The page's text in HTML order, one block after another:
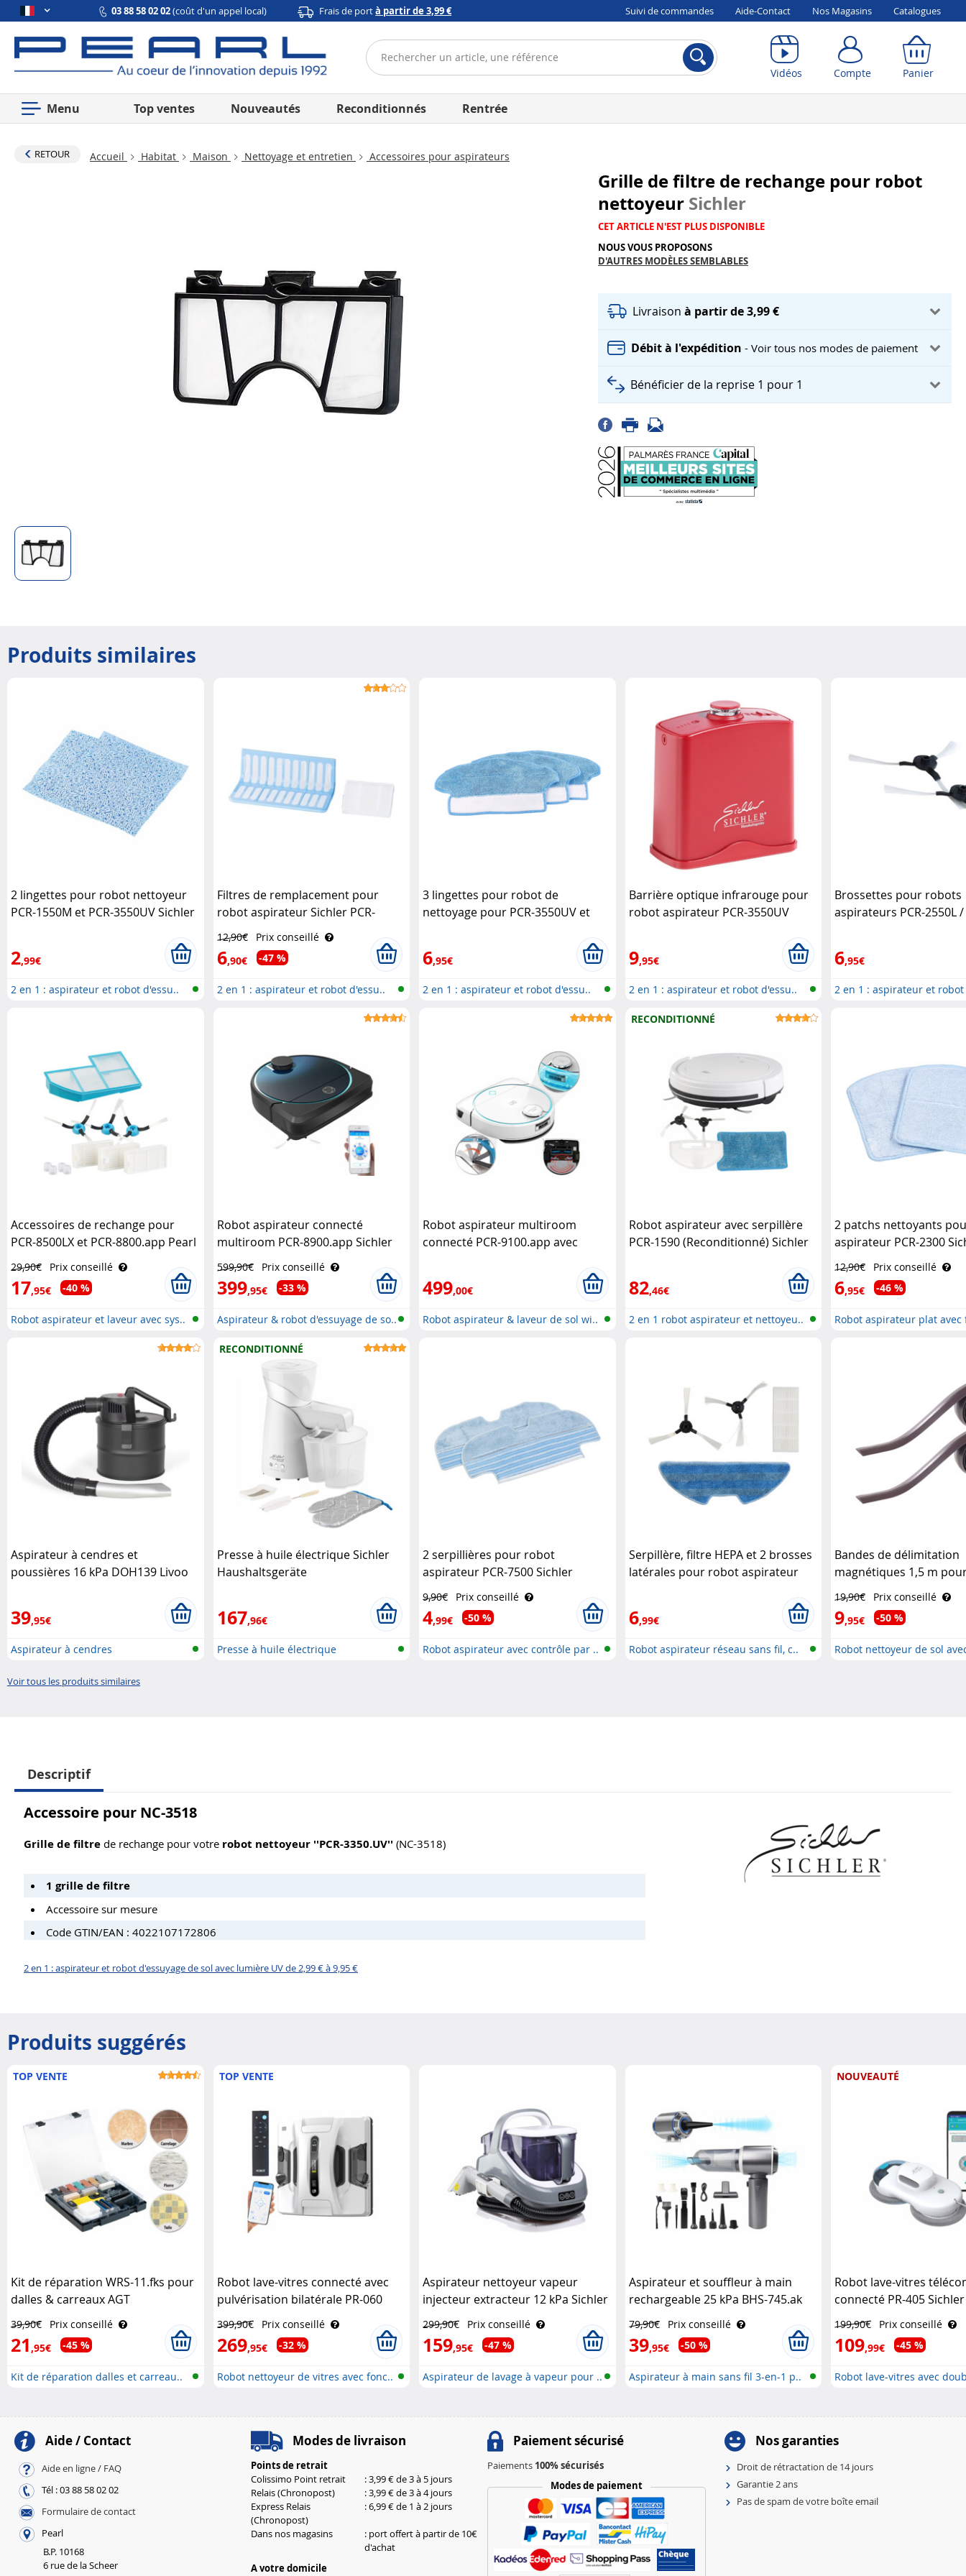
03 88 58 02 02(coût d'un appel local) Frais de portà partir de 3,99 € Suivi de commandes Aide-Contact Nos Magasins Catalogues
Vidéos Compte Panier
Menu Top ventes Nouveautés Reconditionnés Rentrée
RETOUR Accueil Habitat Maison Nettoyage et entretien Accessoires pour aspirateurs
Grille de filtre de rechange pour robot
nettoyeur Sichler
CET ARTICLE N'EST PLUS DISPONIBLE
NOUS VOUS PROPOSONS
D'AUTRES MODÈLES SEMBLABLES
Livraisonà partir de 3,99 €
Débit à l'expédition- Voir tous nos modes de paiement
Bénéficier de la reprise 1 pour 1
Produits similaires
2 lingettes pour robot nettoyeur
PCR-1550M et PCR-3550UV Sichler
2,99€
2 en 1 : aspirateur et robot d'essu..
Filtres de remplacement pour
robot aspirateur Sichler PCR-
12,90€ Prix conseillé
6,90€ -47 %
2 en 1 : aspirateur et robot d'essu..
3 lingettes pour robot de
nettoyage pour PCR-3550UV et
6,95€
2 en 1 : aspirateur et robot d'essu..
Barrière optique infrarouge pour
robot aspirateur PCR-3550UV
9,95€
2 en 1 : aspirateur et robot d'essu..
Brossettes pour robots
aspirateurs PCR-2550L /
6,95€
2 en 1 : aspirateur et robot
Accessoires de rechange pour
PCR-8500LX et PCR-8800.app Pearl
29,90€ Prix conseillé
17,95€ -40 %
Robot aspirateur et laveur avec sys..
Robot aspirateur connecté
multiroom PCR-8900.app Sichler
599,90€ Prix conseillé
399,95€ -33 %
Aspirateur & robot d'essuyage de so..
Robot aspirateur multiroom
connecté PCR-9100.app avec
499,00€
Robot aspirateur & laveur de sol wi..
RECONDITIONNÉ
Robot aspirateur avec serpillère
PCR-1590 (Reconditionné) Sichler
82,46€
2 en 1 robot aspirateur et nettoyeu..
2 patchs nettoyants
aspirateur PCR-2300
12,90€ Prix conseillé
6,95€ -46 %
Robot aspirateur plat avec
Aspirateur à cendres et
poussières 16 kPa DOH139 Livoo
39,95€
Aspirateur à cendres
RECONDITIONNÉ
Presse à huile électrique Sichler
Haushaltsgeräte
167,96€
Presse à huile électrique
2 serpillières pour robot
aspirateur PCR-7500 Sichler
Haushaltsgeräte
9,90€ Prix conseillé
4,99€ -50 %
Robot aspirateur avec contrôle par ..
Serpillère, filtre HEPA et 2 brosses
latérales pour robot aspirateur
6,99€
Robot aspirateur réseau sans fil, c..
Bandes de délimitation
magnétiques 1,5 m
nettoyeur PCR-2000
Haushaltsgeräte
19,90€ Prix conseillé
9,95€ -50 %
Robot nettoyeur de sol
Voir tous les produits similaires
Descriptif
Accessoire pour NC-3518
Grille de filtre de rechange pour votre robot nettoyeur ''PCR-3350.UV'' (NC-3518)
1 grille de filtre
Accessoire sur mesure
Code GTIN/EAN : 4022107172806
2 en 1 : aspirateur et robot d'essuyage de sol avec lumière UV de 2,99 € à 9,95 €
Produits suggérés
TOP VENTE
Kit de réparation WRS-11.fks pour
dalles & carreaux AGT
39,90€ Prix conseillé
21,95€ -45 %
Kit de réparation dalles et carreau..
TOP VENTE
Robot lave-vitres connecté avec
pulvérisation bilatérale PR-060
Sichler Exclusive
399,90€ Prix conseillé
269,95€ -32 %
Robot nettoyeur de vitres avec fonc..
Aspirateur nettoyeur vapeur
injecteur extracteur 12 kPa Sichler
Haushaltsgeräte
299,90€ Prix conseillé
159,95€ -47 %
Aspirateur de lavage à vapeur pour ..
Aspirateur et souffleur à main
rechargeable 25 kPa BHS-745.ak
Sichler Haushaltsgeräte
79,90€ Prix conseillé
39,95€ -50 %
Aspirateur à main sans fil 3-en-1 p..
NOUVEAUTÉ
Robot lave-vitres
connecté PR-405 Sichler
Haushaltsgeräte
199,90€ Prix conseillé
109,99€ -45 %
Robot lave-vitres avec
Aide / Contact
Aide en ligne / FAQ
Tél : 03 88 58 02 02
Formulaire de contact
Pearl
B.P. 10168
6 rue de la Scheer
Modes de livraison
Points de retrait
Colissimo Point retrait
: 3,99 € de 3 à 5 jours
Relais (Chronopost)
: 3,99 € de 3 à 4 jours
Express Relais
(Chronopost)
: 6,99 € de 1 à 2 jours
Dans nos magasins
: port offert à partir de 10€
d'achat
A votre domicile
Paiement sécurisé
Paiements 100% sécurisés
Modes de paiement
Nos garanties
Droit de rétractation de 14 jours
Garantie 2 ans
Pas de spam de votre boîte email
Compte Panier